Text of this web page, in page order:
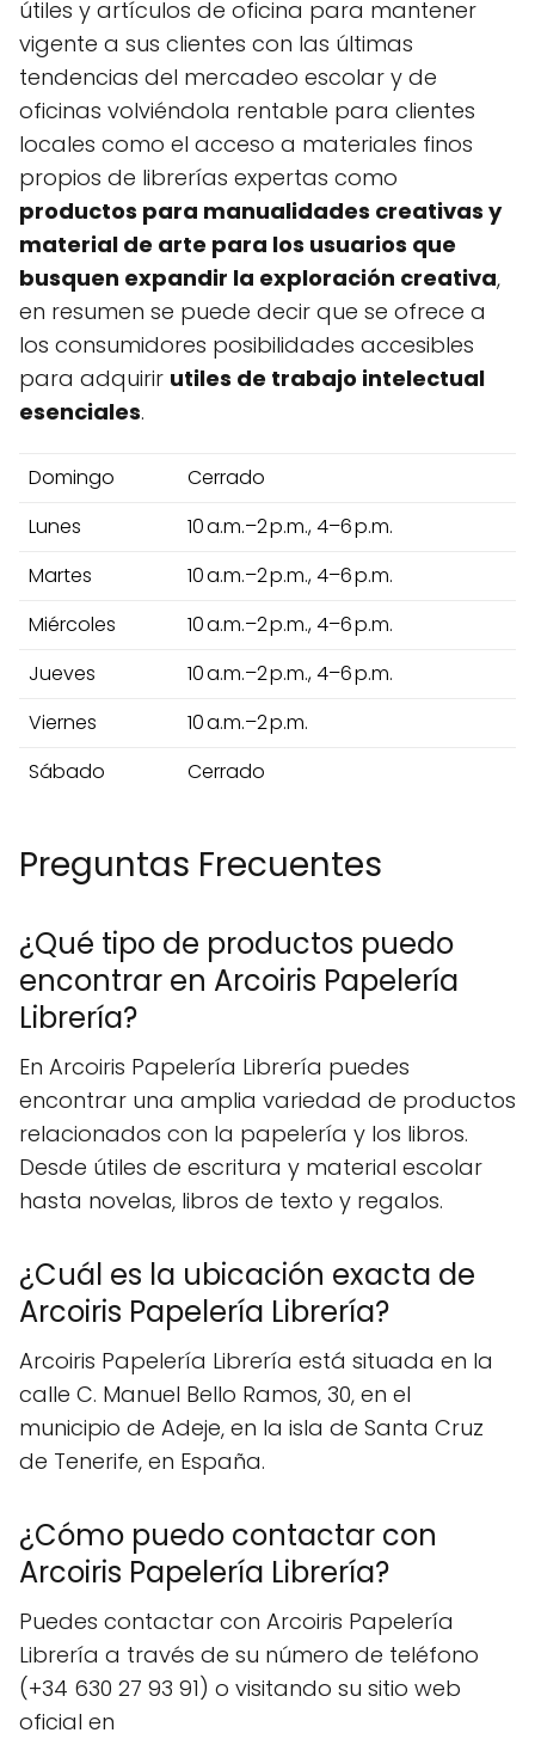
útiles y artículos de oficina para mantener
vigente a sus clientes con las últimas
tendencias del mercadeo escolar y de
oficinas volviéndola rentable para clientes
locales como el acceso a materiales finos
propios de librerías expertas como
productos para manualidades creativas y
material de arte para los usuarios que
busquen expandir la exploración creativa,
en resumen se puede decir que se ofrece a
los consumidores posibilidades accesibles
para adquirir utiles de trabajo intelectual
esenciales.
Domingo
Cerrado
Lunes
10 a.m.–2 p.m., 4–6 p.m.
Martes
10 a.m.–2 p.m., 4–6 p.m.
Miércoles
10 a.m.–2 p.m., 4–6 p.m.
Jueves
10 a.m.–2 p.m., 4–6 p.m.
Viernes
10 a.m.–2 p.m.
Sábado
Cerrado
Preguntas Frecuentes
¿Qué tipo de productos puedo
encontrar en Arcoiris Papelería
Librería?
En Arcoiris Papelería Librería puedes
encontrar una amplia variedad de productos
relacionados con la papelería y los libros.
Desde útiles de escritura y material escolar
hasta novelas, libros de texto y regalos.
¿Cuál es la ubicación exacta de
Arcoiris Papelería Librería?
Arcoiris Papelería Librería está situada en la
calle C. Manuel Bello Ramos, 30, en el
municipio de Adeje, en la isla de Santa Cruz
de Tenerife, en España.
¿Cómo puedo contactar con
Arcoiris Papelería Librería?
Puedes contactar con Arcoiris Papelería
Librería a través de su número de teléfono
(+34 630 27 93 91) o visitando su sitio web
oficial en